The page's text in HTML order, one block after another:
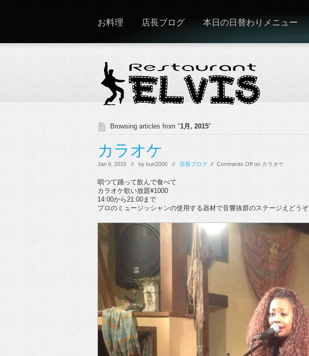
お料理 店長ブログ 本日の日替わりメニュー
Browsing articles from "1月, 2015"
カラオケ
Jan 9, 2015 // by kun2000 // 店長ブログ // Comments Off on カラオケ
唄つて踊って飲んで食べて
カラオケ歌い放題¥1000
14:00から21:00まで
プロのミュージッシャンの使用する器材で音響抜群のステージえどうぞ